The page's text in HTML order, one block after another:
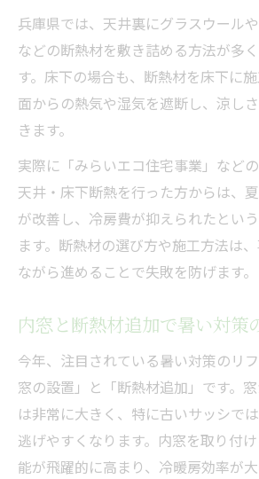
兵庫県では、天井裏にグラスウール
などの断熱材を敷き詰める方法が多
す。床下の場合も、断熱材を床下に
面からの熱気や湿気を遮断し、涼し
きます。
実際に「みらいエコ住宅事業」など
天井・床下断熱を行った方からは、
が改善し、冷房費が抑えられたとい
ます。断熱材の選び方や施工方法は
ながら進めることで失敗を防げます。
内窓と断熱材追加で暑い対策
今年、注目されている暑い対策のリ
窓の設置」と「断熱材追加」です。
は非常に大きく、特に古いサッシで
逃げやすくなります。内窓を取り付
能が飛躍的に高まり、冷暖房効率が大